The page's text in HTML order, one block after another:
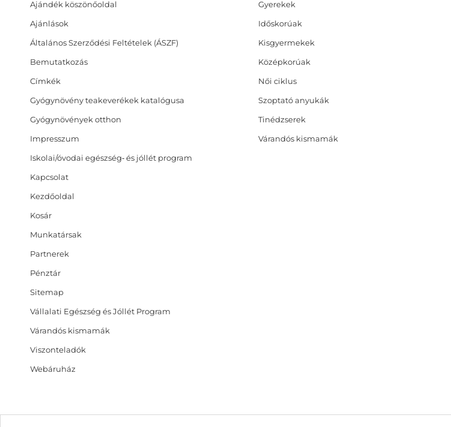
Ajándék köszönőoldal
Ajánlások
Általános Szerződési Feltételek (ÁSZF)
Bemutatkozás
Címkék
Gyógynövény teakeverékek katalógusa
Gyógynövények otthon
Impresszum
Iskolai/óvodai egészség‑ és jóllét program
Kapcsolat
Kezdőoldal
Kosár
Munkatársak
Partnerek
Pénztár
Sitemap
Vállalati Egészség és Jóllét Program
Várandós kismamák
Viszonteladók
Webáruház
Gyerekek
Időskorúak
Kisgyermekek
Középkorúak
Női ciklus
Szoptató anyukák
Tinédzserek
Várandós kismamák